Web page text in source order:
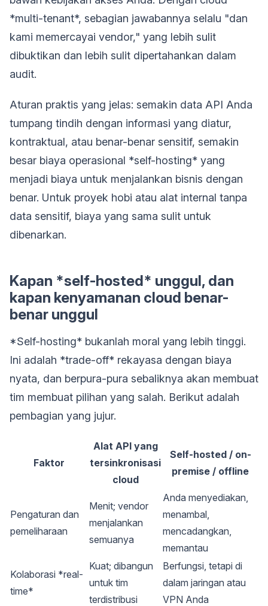
*multi-tenant*, sebagian jawabannya selalu "dan
kami memercayai vendor," yang lebih sulit
dibuktikan dan lebih sulit dipertahankan dalam
audit.
Aturan praktis yang jelas: semakin data API Anda
tumpang tindih dengan informasi yang diatur,
kontraktual, atau benar-benar sensitif, semakin
besar biaya operasional *self-hosting* yang
menjadi biaya untuk menjalankan bisnis dengan
benar. Untuk proyek hobi atau alat internal tanpa
data sensitif, biaya yang sama sulit untuk
dibenarkan.
Kapan *self-hosted* unggul, dan
kapan kenyamanan cloud benar-
benar unggul
*Self-hosting* bukanlah moral yang lebih tinggi.
Ini adalah *trade-off* rekayasa dengan biaya
nyata, dan berpura-pura sebaliknya akan membuat
tim membuat pilihan yang salah. Berikut adalah
pembagian yang jujur.
Faktor
Alat API yang
tersinkronisasi
cloud
Self-hosted / on-
premise / offline
Pengaturan dan
pemeliharaan
Menit; vendor
menjalankan
semuanya
Anda menyediakan,
menambal,
mencadangkan,
memantau
Kolaborasi *real-
time*
Kuat; dibangun
untuk tim
terdistribusi
Berfungsi, tetapi di
dalam jaringan atau
VPN Anda